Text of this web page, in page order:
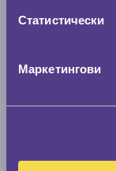
Статистически
Маркетингови